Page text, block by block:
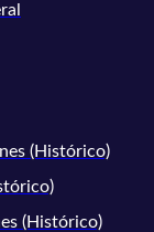
(Histórico)
(Histórico)